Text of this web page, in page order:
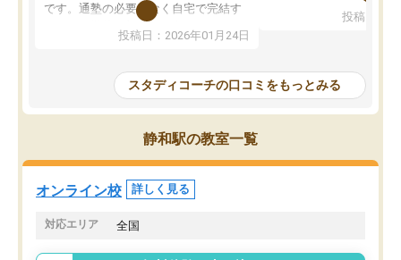
です。通塾の必要がなく自宅で完結す
たです。コーチが現役大学生で相談し
安も気軽に話せました。勉強習慣が身
についたと感じています。また、チャ
ットで質問できるのも便利でした。一
人では迷いがちだった受験勉強を、最
だと思います。
投稿日：2026年01月24日
じ個別指導コースに変更
性が良くなかったです。
モチベーションが上がら
にやめてしまいました。
の方の予定が空いていな
投稿日：
スタディコーチの口コミをもっとみる
静和駅の教室一覧
オンライン校 詳しく見る
対応エリア 全国